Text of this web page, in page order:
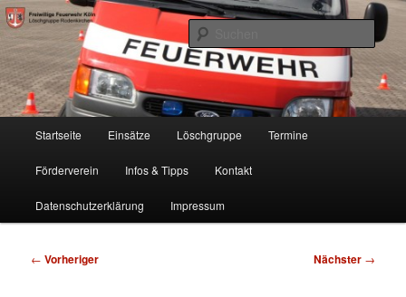
Zum
primären
Inhalt
springenFF Köln, LG RD
Freiwillige Feuerwehr Köln, Löschgruppe Rodenkirchen
Startseite Einsätze Löschgruppe Termine
Förderverein Infos & Tipps Kontakt
Datenschutzerklärung Impressum
Beitragsnavigation
← Vorheriger Nächster →